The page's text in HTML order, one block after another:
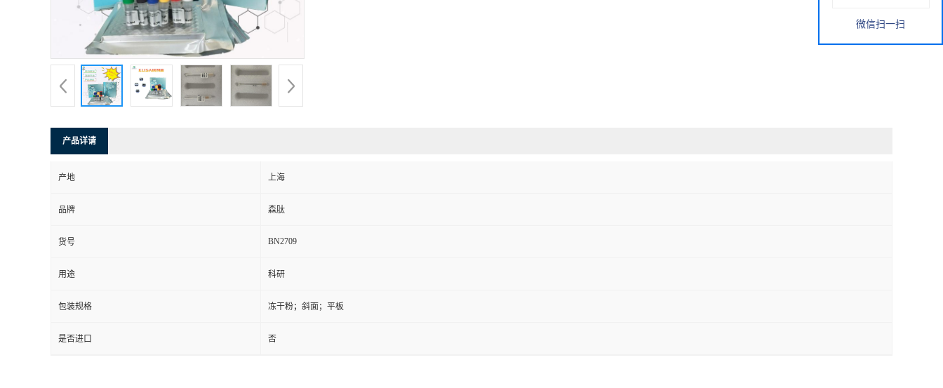
产品详请
产地 上海
品牌 森肽
货号 BN2709
用途 科研
包装规格 冻干粉；斜面；平板
是否进口 否
微信扫一扫